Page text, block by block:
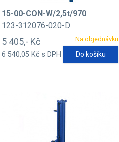
15-00-CON-W/2,5t/970
123-312076-020-D
Na objednávku
5 405,- Kč
6 540,05 Kč s DPH Do košíku